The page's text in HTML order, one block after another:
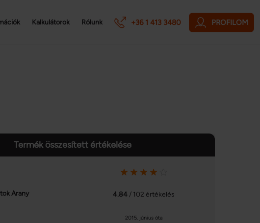
Kalkulátorok Rólunk +36 1 413 3480 PROFILOM
Termék összesített értékelése
Arany 4.84 / 102 értékelés
2015. június óta